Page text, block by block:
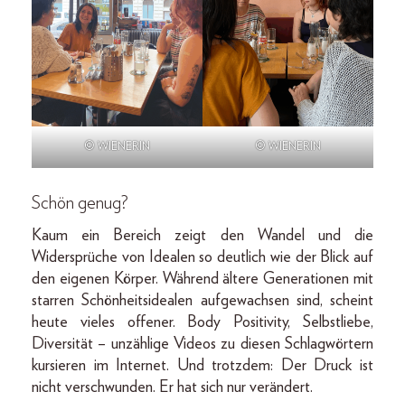
© WIENERIN © WIENERIN
Schön genug?
Kaum ein Bereich zeigt den Wandel und die
Widersprüche von Idealen so deutlich wie der Blick auf
den eigenen Körper. Während ältere Generationen mit
starren Schönheitsidealen aufgewachsen sind, scheint
heute vieles offener. Body Positivity, Selbstliebe,
Diversität – unzählige Videos zu diesen Schlagwörtern
kursieren im Internet. Und trotzdem: Der Druck ist
nicht verschwunden. Er hat sich nur verändert.